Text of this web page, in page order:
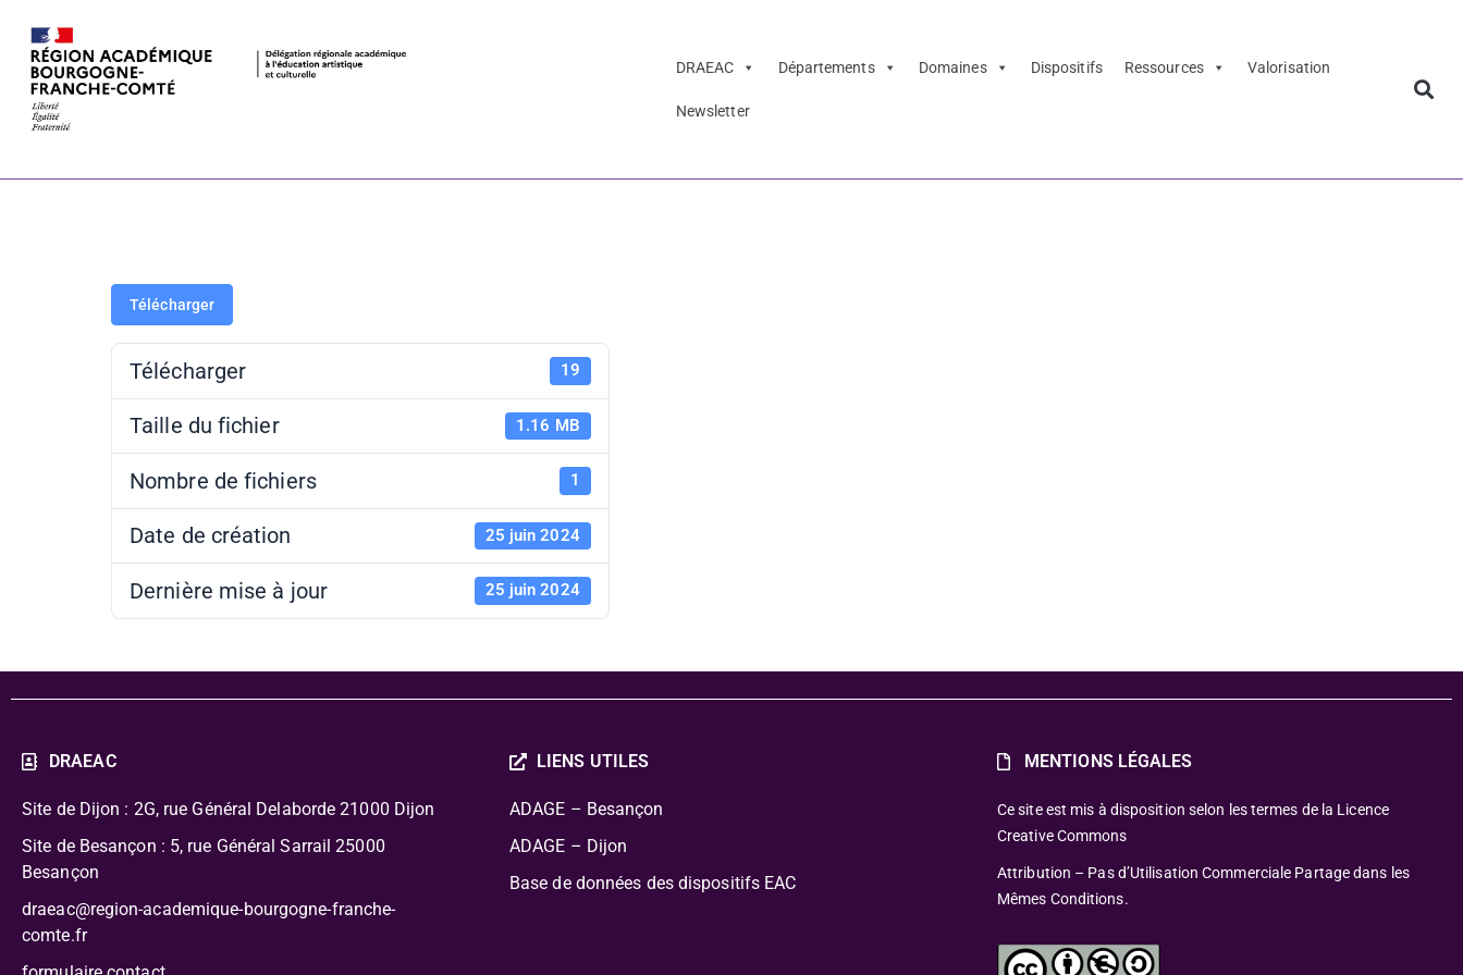
DRAEAC Départements Domaines Dispositifs Ressources Valorisation
Newsletter
Télécharger
Télécharger 19
Taille du fichier 1.16 MB
Nombre de fichiers 1
Date de création 25 juin 2024
Dernière mise à jour 25 juin 2024
DRAEAC
Site de Dijon : 2G, rue Général Delaborde 21000 Dijon
Site de Besançon : 5, rue Général Sarrail 25000
Besançon
draeac@region-academique-bourgogne-franche-
comte.fr
LIENS UTILES
ADAGE – Besançon
ADAGE – Dijon
Base de données des dispositifs EAC
MENTIONS LÉGALES
Ce site est mis à disposition selon les termes de la Licence
Creative Commons
Attribution – Pas d’Utilisation Commerciale Partage dans les
Mêmes Conditions.